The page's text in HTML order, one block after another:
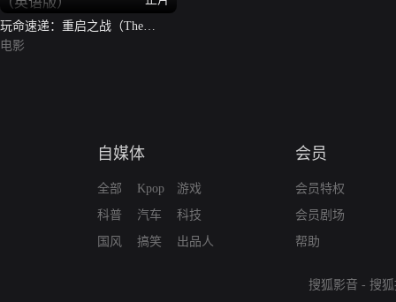
玩命速递：重启之战（The
Transporter Refueled）（英语
电影
自媒体
全部
科普
国风
Kpop
汽车
搞笑
游戏
科技
出品人
会员
会员特权
会员剧场
帮助
搜狐影音 - 搜